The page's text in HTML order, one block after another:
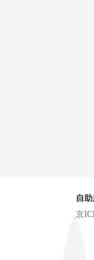
自
京